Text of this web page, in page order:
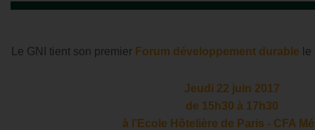
Le GNI tient son premier Forum développement durable le
Jeudi 22 juin 2017
de 15h30 à 17h30
à l’Ecole Hôtelière de Paris - CFA